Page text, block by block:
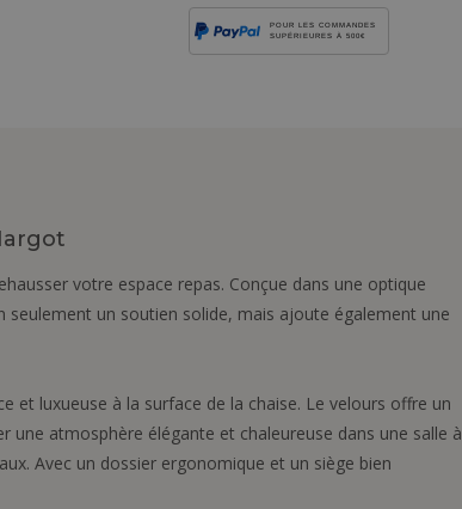
POUR LES COMMANDES
SUPÉRIEURES À 500€
votre espace repas. Conçue dans une optique
un soutien solide, mais ajoute également une
et luxueuse à la surface de la chaise. Le velours offre un
atmosphère élégante et chaleureuse dans une salle à
Avec un dossier ergonomique et un siège bien